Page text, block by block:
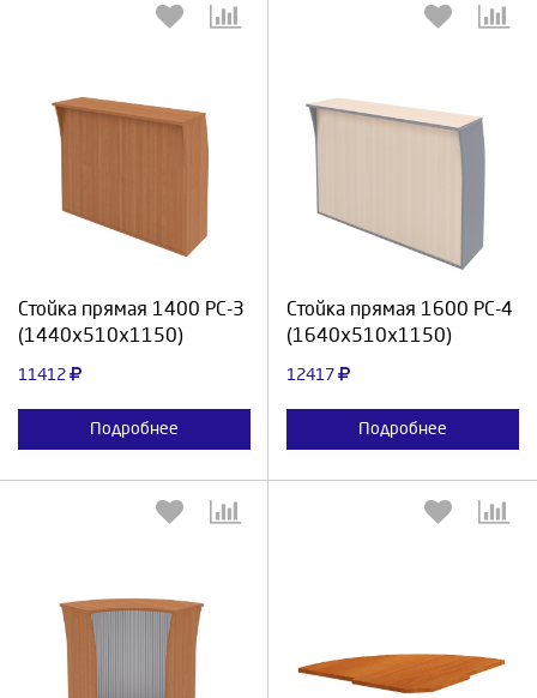
Стойка прямая 1400 РС-3
(1440х510х1150)
11412
Подробнее
Выберите количество:
Стойка прямая 1600 РС-4
(1640х510х1150)
12417
Подробнее
Выберите количество:
Выберите количество: Выберите количество: